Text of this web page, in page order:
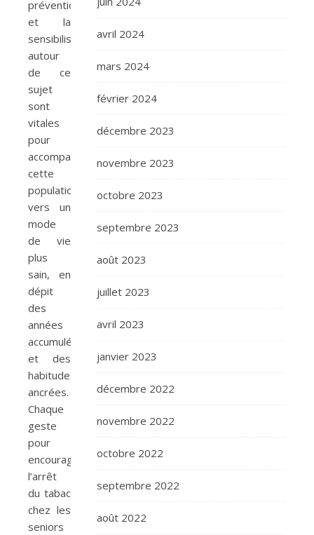
prévention
et la
sensibilisation
autour
de ce
sujet
sont
vitales
pour
accompagner
cette
population
vers un
mode
de vie
plus
sain, en
dépit
des
années
accumulées
et des
habitudes
ancrées.
Chaque
geste
pour
encourager
l’arrêt
du tabac
chez les
seniors
avril 2024
mars 2024
février 2024
décembre 2023
novembre 2023
octobre 2023
septembre 2023
août 2023
juillet 2023
avril 2023
janvier 2023
décembre 2022
novembre 2022
octobre 2022
septembre 2022
août 2022